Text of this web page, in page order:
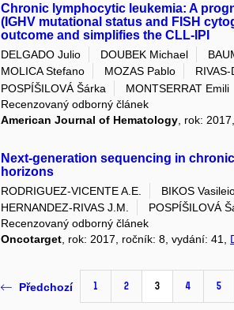
Chronic lymphocytic leukemia: A
(IGHV mutational status and FISH
outcome and simplifies the CLL-IPI
DELGADO Julio DOUBEK Michael
MOLICA Stefano
MOZAS Pablo
POSPÍŠILOVÁ Šárka
MONTSERRAT Emili
Recenzovaný odborný článek
American Journal of Hematology , rok:
Next-generation sequencing in
horizons
RODRIGUEZ-VICENTE A.E. BIKOS
HERNANDEZ-RIVAS J.M.
POSPÍŠILOVÁ
Recenzovaný odborný článek
Oncotarget , rok: 2017, ročník: 8, vydání: 41,
Předchozí 1 2 3 4 5